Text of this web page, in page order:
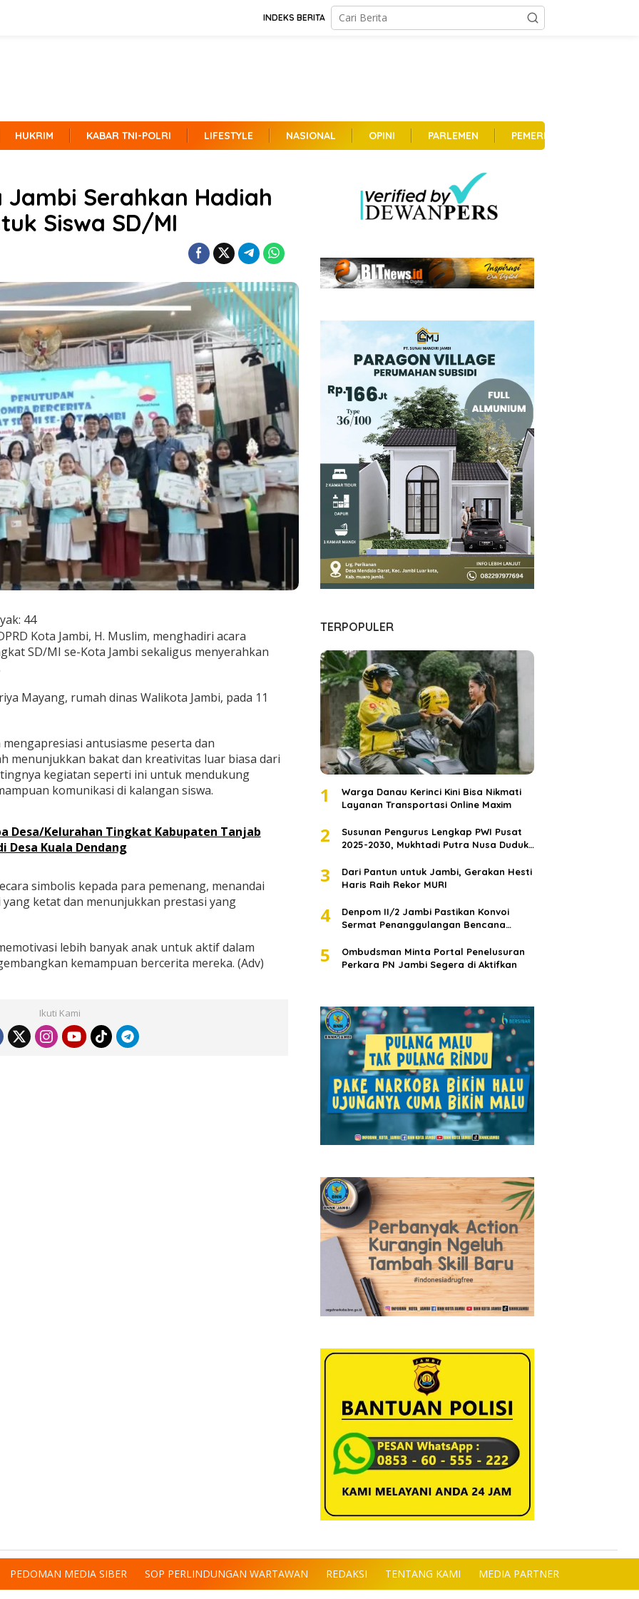
INDEKS BERITA
HUKRIM KABAR TNI-POLRI LIFESTYLE NASIONAL OPINI PARLEMEN PEMERINTAHAN
Jambi Serahkan Hadiah
Siswa SD/MI
44
Kota Jambi, H. Muslim, menghadiri acara
SD/MI se-Kota Jambi sekaligus menyerahkan
Mayang, rumah dinas Walikota Jambi, pada 11
antusiasme peserta dan
menunjukkan bakat dan kreativitas luar biasa dari
kegiatan seperti ini untuk mendukung
komunikasi di kalangan siswa.
Desa/Kelurahan Tingkat Kabupaten Tanjab
Desa Kuala Dendang
simbolis kepada para pemenang, menandai
ketat dan menunjukkan prestasi yang
lebih banyak anak untuk aktif dalam
kemampuan bercerita mereka. (Adv)
Ikuti Kami
TERPOPULER
1
Warga Danau Kerinci Kini Bisa Nikmati
Layanan Transportasi Online Maxim
2
Susunan Pengurus Lengkap PWI Pusat
2025-2030, Mukhtadi Putra Nusa Duduki
3
Dari Pantun untuk Jambi, Gerakan Hesti
Haris Raih Rekor MURI
4
Denpom II/2 Jambi Pastikan Konvoi
Sermat Penanggulangan Bencana
5
Ombudsman Minta Portal Penelusuran
Perkara PN Jambi Segera di Aktifkan
PEDOMAN MEDIA SIBER SOP PERLINDUNGAN WARTAWAN REDAKSI TENTANG KAMI MEDIA PARTNER